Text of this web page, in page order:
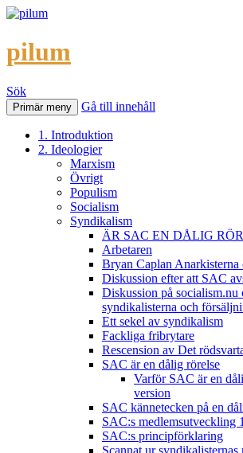
pilum
Sök
Primär meny Gå till innehåll
1. Introduktion
2. Ideologier
Marxism
Övrigt
Populism
Socialism
Syndikalism
ÄR SAC EN DÅLIG
Arbetaren
Bryan Caplan Anarkisterna
Diskussion efter att SAC
Diskussion på
syndikalisterna och
Ett sekel av syndikalism
Fackliga fribrytare
Rescension av Det
SAC är en dålig rörelse
Varför SAC är en
version
SAC kännetecken på en
SAC:s medlemsutveckling
SAC:s principförklaring
Scannat ur